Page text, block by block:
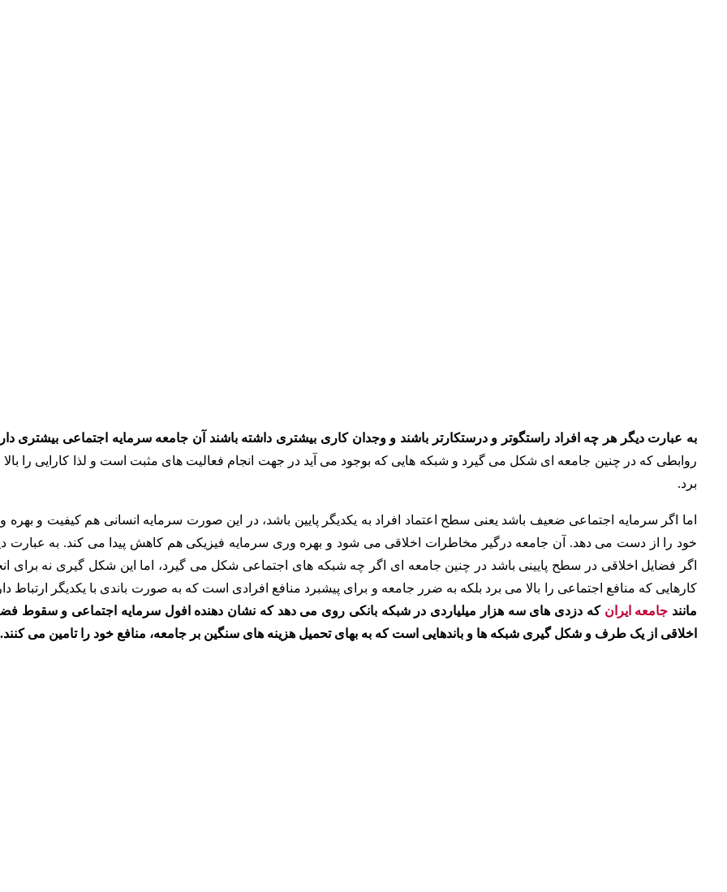
به عبارت دیگر هر چه افراد راستگوتر و درستکارتر باشند و وجدان کاری بیشتری داشته باشند آن جامعه سرمایه اجتماعی بیشتری
روابطی که در چنین جامعه ای شکل می گیرد و شبکه هایی که بوجود می آید در جهت انجام فعالیت های مثبت است و لذا کارایی را
برد.
اما اگر سرمایه اجتماعی ضعیف باشد یعنی سطح اعتماد افراد به یکدیگر پایین باشد، در این صورت سرمایه انسانی هم کیفیت و بهره
خود را از دست می دهد. آن جامعه درگیر مخاطرات اخلاقی می شود و بهره وری سرمایه فیزیکی هم کاهش پیدا می کند. به عبارت
اگر فضایل اخلاقی در سطح پایینی باشد در چنین جامعه ای اگر چه شبکه های اجتماعی شکل می گیرد، اما این شکل گیری نه برای
کارهایی که منافع اجتماعی را بالا می برد بلکه به ضرر جامعه و برای پیشبرد منافع افرادی است که به صورت باندی با یکدیگر ارتباط
مانند جامعه ایران که دزدی های سه هزار میلیاردی در شبکه بانکی روی می دهد که نشان دهنده افول سرمایه اجتماعی و سقوط
اخلاقی از یک طرف و شکل گیری شبکه ها و باندهایی است که به بهای تحمیل هزینه های سنگین بر جامعه، منافع خود را تامین می کنند.